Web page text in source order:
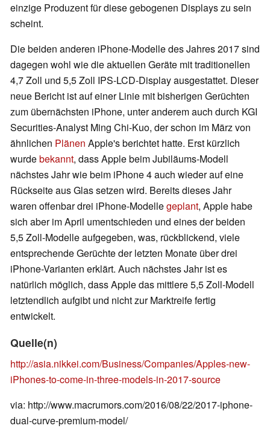
einzige Produzent für diese gebogenen Displays zu sein
scheint.
Die beiden anderen iPhone-Modelle des Jahres 2017 sind
dagegen wohl wie die aktuellen Geräte mit traditionellen
4,7 Zoll und 5,5 Zoll IPS-LCD-Display ausgestattet. Dieser
neue Bericht ist auf einer Linie mit bisherigen Gerüchten
zum übernächsten iPhone, unter anderem auch durch KGI
Securities-Analyst Ming Chi-Kuo, der schon im März von
ähnlichen Plänen Apple's berichtet hatte. Erst kürzlich
wurdebekannt, dass Apple beim Jubiläums-Modell
nächstes Jahr wie beim iPhone 4 auch wieder auf eine
Rückseite aus Glas setzen wird. Bereits dieses Jahr
waren offenbar drei iPhone-Modellegeplant, Apple habe
sich aber im April umentschieden und eines der beiden
5,5 Zoll-Modelle aufgegeben, was, rückblickend, viele
entsprechende Gerüchte der letzten Monate über drei
iPhone-Varianten erklärt. Auch nächstes Jahr ist es
natürlich möglich, dass Apple das mittlere 5,5 Zoll-Modell
letztendlich aufgibt und nicht zur Marktreife fertig
entwickelt.
Quelle(n)
http://asia.nikkei.com/Business/Companies/Apples-new-
iPhones-to-come-in-three-models-in-2017-source
via: http://www.macrumors.com/2016/08/22/2017-iphone-
dual-curve-premium-model/